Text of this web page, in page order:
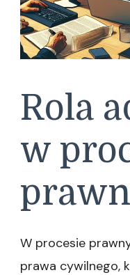
Rola
w
W procesie
prawa cywilnego,